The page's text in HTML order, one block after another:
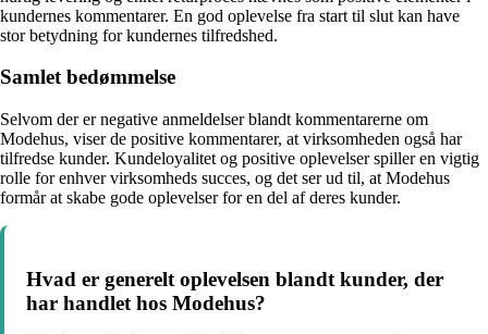
kundernes kommentarer. En god oplevelse fra start til slut kan have
stor betydning for kundernes tilfredshed.
Samlet bedømmelse
Selvom der er negative anmeldelser blandt kommentarerne om
Modehus, viser de positive kommentarer, at virksomheden også har
tilfredse kunder. Kundeloyalitet og positive oplevelser spiller en vigtig
rolle for enhver virksomheds succes, og det ser ud til, at Modehus
formår at skabe gode oplevelser for en del af deres kunder.
Hvad er generelt oplevelsen blandt kunder, der
har handlet hos Modehus?